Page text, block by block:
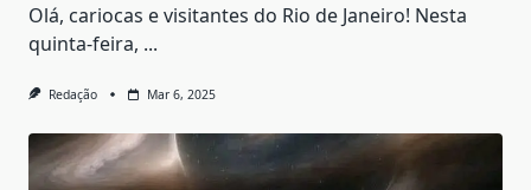
Olá, cariocas e visitantes do Rio de Janeiro! Nesta
quinta-feira, ...
Redação Mar 6, 2025